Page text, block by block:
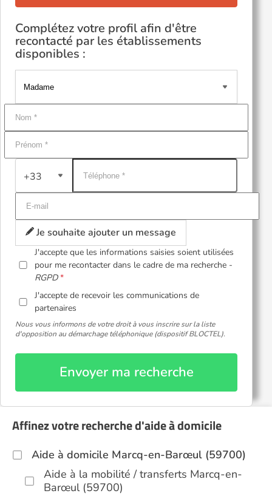
Complétez votre profil afin d'être
recontacté par les établissements
disponibles :
+33
Je souhaite ajouter un message
J'accepte que les informations saisies soient utilisées
pour me recontacter dans le cadre de ma recherche -
RGPD
J'accepte de recevoir les communications de
partenaires
Nous vous informons de votre droit à vous inscrire sur la liste
d'opposition au démarchage téléphonique (dispositif BLOCTEL).
Envoyer ma recherche
Affinez votre recherche d'aide à domicile
Aide à domicile Marcq-en-Barœul (59700)
Aide à la mobilité / transferts Marcq-en-
Barœul (59700)